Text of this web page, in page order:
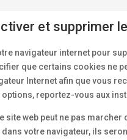
et supprimer
navigateur internet pour
que certains cookies ne
Internet afin que vous
reportez-vous aux
site web peut ne pas
votre navigateur, ils